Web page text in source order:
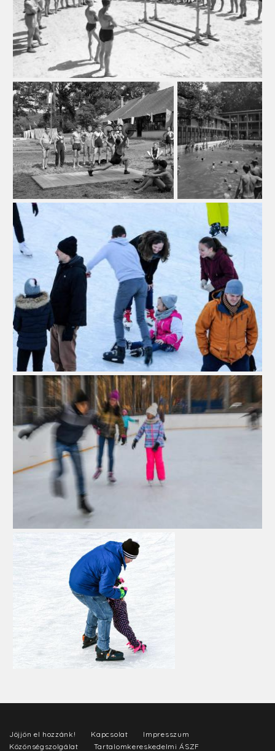
Jöjjön el hozzánk! Kapcsolat
Impresszum
Közönségszolgálat
Tartalomkereskedelmi ÁSZF